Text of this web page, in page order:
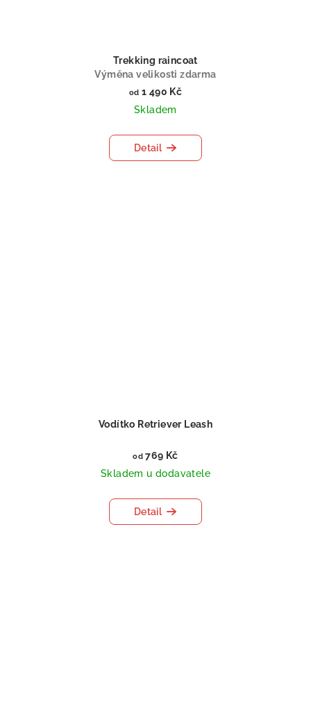
Trekking raincoat
Výměna velikosti zdarma
od 1 490 Kč
Skladem
Detail
Vodítko Retriever Leash
od 769 Kč
Skladem u dodavatele
Detail